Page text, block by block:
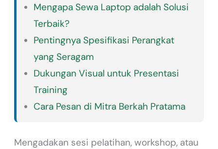
Mengapa Sewa Laptop adalah Solusi
Terbaik?
Pentingnya Spesifikasi Perangkat
yang Seragam
Dukungan Visual untuk Presentasi
Training
Cara Pesan di Mitra Berkah Pratama
Mengadakan sesi pelatihan, workshop, atau